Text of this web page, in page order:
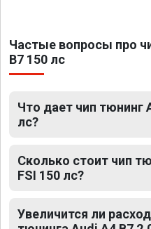
Частые вопросы про
B7 150 лс
Что дает чип тюнинг
лс?
Сколько стоит чип
FSI 150 лс?
Увеличится ли